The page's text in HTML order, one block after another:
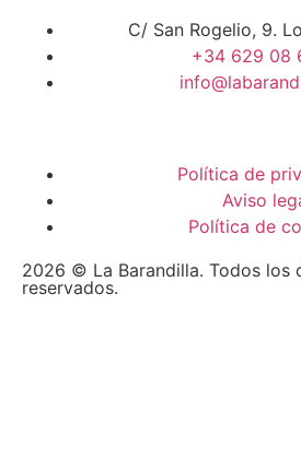
C/ San Rogelio, 9.
+34 629 08
2026 © La Barandilla. Todos los
reservados.
Política de
Aviso
Política de